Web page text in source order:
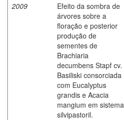
2009
Efeito da sombra de
árvores sobre a
floração e posterior
produção de
sementes de
Brachiaria
decumbens Stapf cv.
Basiliski consorciada
com Eucalyptus
grandis e Acacia
mangium em sistema
silvipastoril.